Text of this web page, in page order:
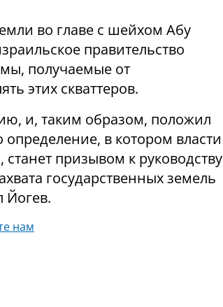
во главе с шейхом Абу
правительство
получаемые от
этих скваттеров.
и, таким образом, положил
в котором власти
призывом к руководству
государственных земель
Йогев.
нам